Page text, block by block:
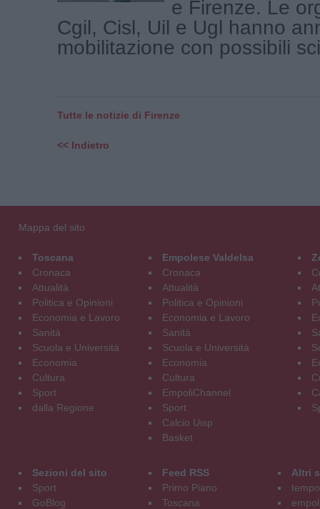
e Firenze. Le
Cgil, Cisl, Uil e Ugl hanno
mobilitazione con possibili
Tutte le notizie di Firenze
<< Indietro
Mappa del sito
Toscana
Cronaca
Attualità
Politica e Opinioni
Economia e Lavoro
Sanità
Scuola e Università
Economia
Cultura
Sport
dalla Regione
Empolese Valdelsa
Cronaca
Attualità
Politica e Opinioni
Economia e Lavoro
Sanità
Scuola e Università
Economia
Cultura
EmpoliChannel
Sport
Calcio Uisp
Basket
Sezioni del sito
Sport
GoBlog
Feed RSS
Primo Piano
Toscana
Altri